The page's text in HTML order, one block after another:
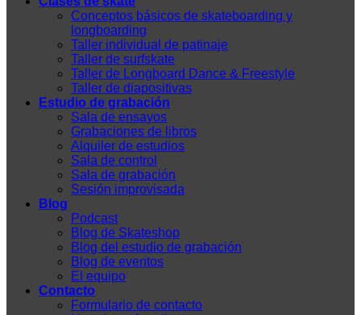
Conceptos básicos de skateboarding y
longboarding
Taller individual de patinaje
Taller de surfskate
Taller de Longboard Dance & Freestyle
Taller de diapositivas
Estudio de grabación
Sala de ensayos
Grabaciones de libros
Alquiler de estudios
Sala de control
Sala de grabación
Sesión improvisada
Blog
Podcast
Blog de Skateshop
Blog del estudio de grabación
Blog de eventos
El equipo
Contacto
Formulario de contacto